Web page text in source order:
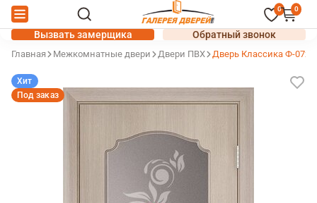
0 0
Вызвать замерщика Обратный звонок
Главная Межкомнатные двери Двери ПВХ Дверь Классика Ф-07х
Хит
Под заказ